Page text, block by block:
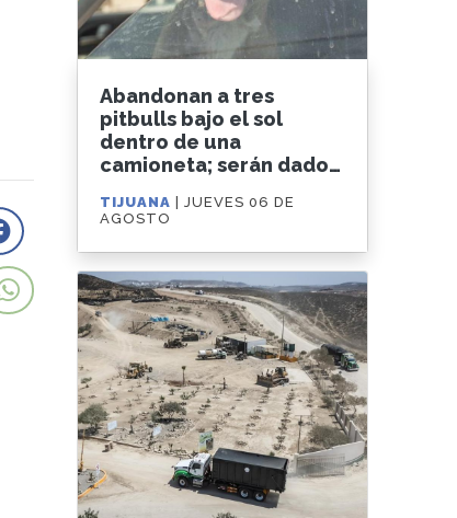
Abandonan a tres
pitbulls bajo el sol
dentro de una
camioneta; serán dados
TIJUANA
| JUEVES 06 DE
AGOSTO